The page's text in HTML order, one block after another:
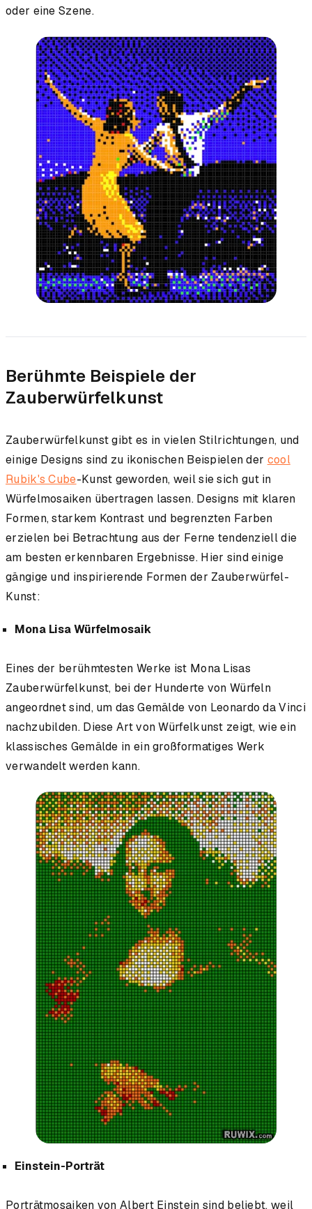
oder eine Szene.
Berühmte Beispiele der
Zauberwürfelkunst
Zauberwürfelkunst gibt es in vielen Stilrichtungen, und
einige Designs sind zu ikonischen Beispielen der cool
Rubik's Cube-Kunst geworden, weil sie sich gut in
Würfelmosaiken übertragen lassen. Designs mit klaren
Formen, starkem Kontrast und begrenzten Farben
erzielen bei Betrachtung aus der Ferne tendenziell die
am besten erkennbaren Ergebnisse. Hier sind einige
gängige und inspirierende Formen der Zauberwürfel-
Kunst:
Mona Lisa Würfelmosaik
Eines der berühmtesten Werke ist Mona Lisas
Zauberwürfelkunst, bei der Hunderte von Würfeln
angeordnet sind, um das Gemälde von Leonardo da Vinci
nachzubilden. Diese Art von Würfelkunst zeigt, wie ein
klassisches Gemälde in ein großformatiges Werk
verwandelt werden kann.
Einstein-Porträt
Porträtmosaiken von Albert Einstein sind beliebt, weil